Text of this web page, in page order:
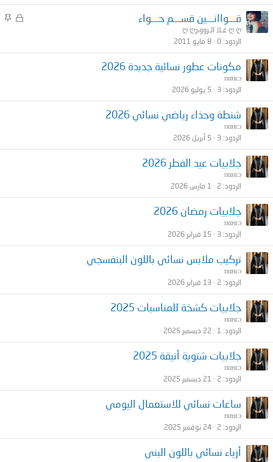
م
ق
م
قـــواانـــين قســـم حـــواء
ღ ღغـلا الـرووح ღ ღ
الردود 0 8 مايو 2011
مكونات عطور نسائية جديدة 2026
пαнεɔ
الردود 3 5 يوليو 2026
شنطة وحذاء رياضي نسائي 2026
пαнεɔ
الردود 3 5 أبريل 2026
جلابيات عيد الفطر 2026
пαнεɔ
الردود 2 1 مارس 2026
جلابيات رمضان 2026
пαнεɔ
الردود 3 15 فبراير 2026
تركيب ملابس نسائي باللون البنفسجي
пαнεɔ
الردود 2 13 فبراير 2026
جلابيات كشخة للمناسبات 2025
пαнεɔ
الردود 1 22 ديسمبر 2025
جلابيات شتوية أنيقة 2025
пαнεɔ
الردود 2 21 ديسمبر 2025
ساعات نسائي للاستعمال اليومي
пαнεɔ
الردود 2 24 نوفمبر 2025
أزياء نسائي باللون البني